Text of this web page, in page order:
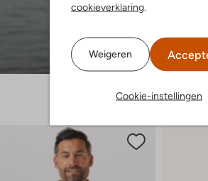
cookieverklaring
Weigeren
Cookie-instellingen